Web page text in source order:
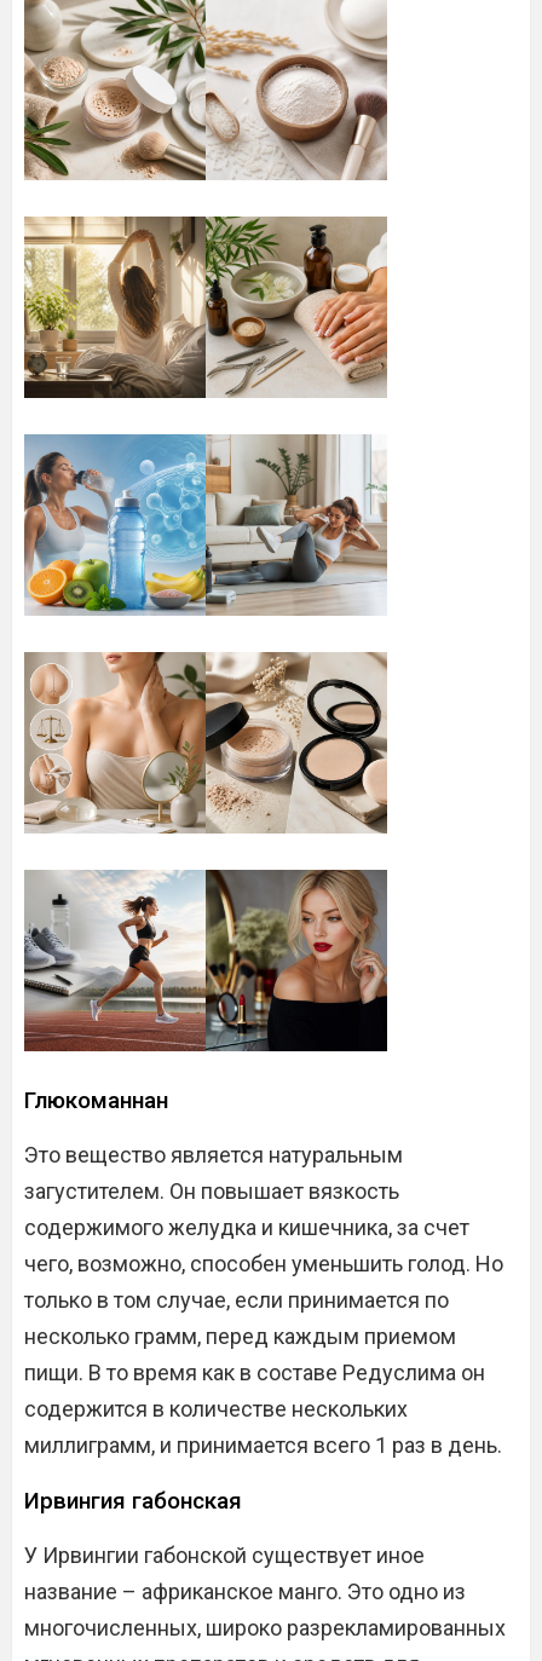
Глюкоманнан
Это вещество является натуральным
загустителем. Он повышает вязкость
содержимого желудка и кишечника, за счет
чего, возможно, способен уменьшить голод. Но
только в том случае, если принимается по
несколько грамм, перед каждым приемом
пищи. В то время как в составе Редуслима он
содержится в количестве нескольких
миллиграмм, и принимается всего 1 раз в день.
Ирвингия габонская
У Ирвингии габонской существует иное
название – африканское манго. Это одно из
многочисленных, широко разрекламированных